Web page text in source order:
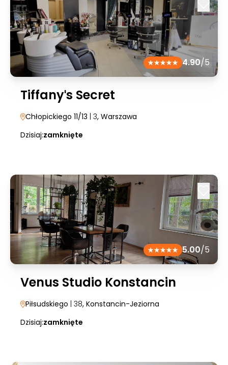
4.90/5
Tiffanyˈs Secret
Chłopickiego 11/13 | 3, Warszawa
Dzisiaj:zamknięte
5.00/5
Venus Studio Konstancin
Piłsudskiego | 38, Konstancin-Jeziorna
Dzisiaj:zamknięte